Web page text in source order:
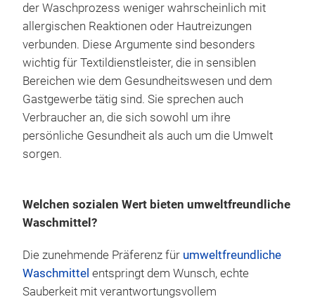
der Waschprozess weniger wahrscheinlich mit
allergischen Reaktionen oder Hautreizungen
verbunden. Diese Argumente sind besonders
wichtig für Textildienstleister, die in sensiblen
Bereichen wie dem Gesundheitswesen und dem
Gastgewerbe tätig sind. Sie sprechen auch
Verbraucher an, die sich sowohl um ihre
persönliche Gesundheit als auch um die Umwelt
sorgen.
Welchen sozialen Wert bieten umweltfreundliche
Waschmittel?
Die zunehmende Präferenz für umweltfreundliche
Waschmittel entspringt dem Wunsch, echte
Sauberkeit mit verantwortungsvollem